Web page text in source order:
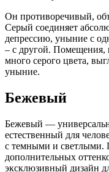
Он противоречивый,
Серый соединяет
депрессию, уныние с
– с другой. Помещения,
много серого цвета,
уныние.
Бежевый
Бежевый —
естественный для
с темными и светлыми.
дополнительных
эксклюзивный дизайн